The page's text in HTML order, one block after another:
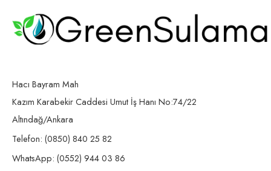
Hacı Bayram Mah
Kazım Karabekir Caddesi Umut İş Hanı No:74/22
Altındağ/Ankara
Telefon: (0850) 840 25 82
WhatsApp: (0552) 944 03 86